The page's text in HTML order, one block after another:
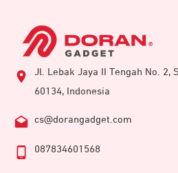
Jl. Lebak Jaya II Tengah No. 2,
60134, Indonesia
cs@dorangadget.com
087834601568